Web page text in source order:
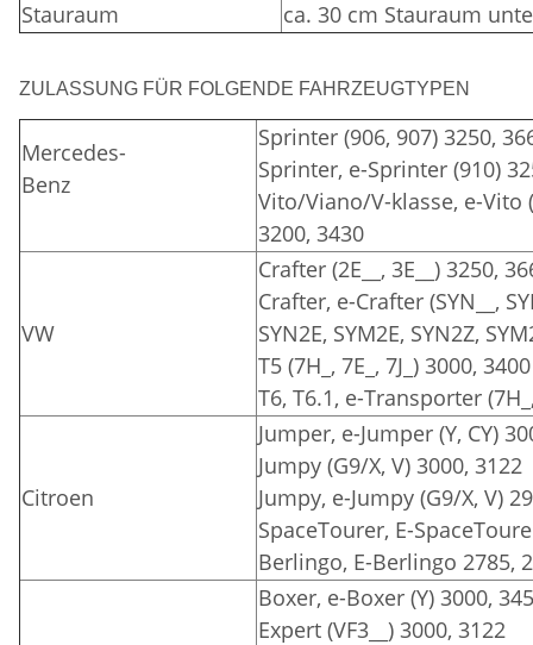
Stauraum
ca. 30 cm Stauraum
ZULASSUNG FÜR FOLGENDE FAHRZEUGTYPEN
Mercedes-
Benz
Sprinter (906, 907) 3250,
Sprinter, e-Sprinter (910)
Vito/Viano/V-klasse, e-Vito
3200, 3430
VW
Crafter (2E__, 3E__) 3250,
Crafter, e-Crafter (SYN__,
SYN2E, SYM2E, SYN2Z,
T5 (7H_, 7E_, 7J_) 3000, 3400
T6, T6.1, e-Transporter
Citroen
Jumper, e-Jumper (Y, CY)
Jumpy (G9/X, V) 3000, 3122
Jumpy, e-Jumpy (G9/X, V)
SpaceTourer, E-
Berlingo, E-Berlingo 2785,
Boxer, e-Boxer (Y) 3000,
Expert (VF3__) 3000, 3122